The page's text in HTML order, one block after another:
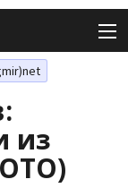
из